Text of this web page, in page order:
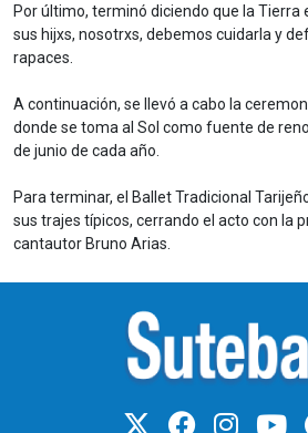
Por último, terminó diciendo que la Tierra
sus hijxs, nosotrxs, debemos cuidarla y
rapaces.
A continuación, se llevó a cabo la
donde se toma al Sol como fuente de
de junio de cada año.
Para terminar, el Ballet Tradicional
sus trajes típicos, cerrando el acto con la
cantautor Bruno Arias.